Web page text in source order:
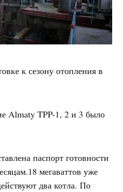
к сезону отопления в
Almaty TPP-1, 2 и 3 было
паспорт готовности
мегаваттов уже
два котла. По